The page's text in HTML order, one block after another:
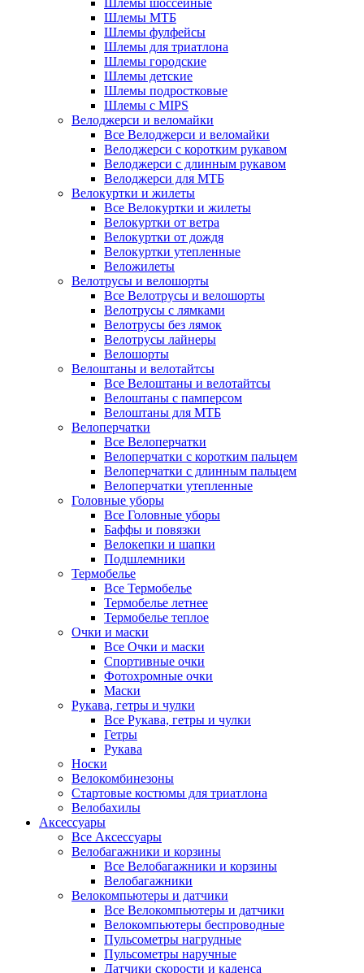
Шлемы шоссейные
Шлемы МТБ
Шлемы фулфейсы
Шлемы для триатлона
Шлемы городские
Шлемы детские
Шлемы подростковые
Шлемы с MIPS
Велоджерси и веломайки
Все Велоджерси и веломайки
Велоджерси с коротким рукавом
Велоджерси с длинным рукавом
Велоджерси для МТБ
Велокуртки и жилеты
Все Велокуртки и жилеты
Велокуртки от ветра
Велокуртки от дождя
Велокуртки утепленные
Веложилеты
Велотрусы и велошорты
Все Велотрусы и велошорты
Велотрусы с лямками
Велотрусы без лямок
Велотрусы лайнеры
Велошорты
Велоштаны и велотайтсы
Все Велоштаны и велотайтсы
Велоштаны с памперсом
Велоштаны для МТБ
Велоперчатки
Все Велоперчатки
Велоперчатки с коротким пальцем
Велоперчатки с длинным пальцем
Велоперчатки утепленные
Головные уборы
Все Головные уборы
Баффы и повязки
Велокепки и шапки
Подшлемники
Термобелье
Все Термобелье
Термобелье летнее
Термобелье теплое
Очки и маски
Все Очки и маски
Спортивные очки
Фотохромные очки
Маски
Рукава, гетры и чулки
Все Рукава, гетры и чулки
Гетры
Рукава
Носки
Велокомбинезоны
Стартовые костюмы для триатлона
Велобахилы
Аксессуары
Все Аксессуары
Велобагажники и корзины
Все Велобагажники и корзины
Велобагажники
Велокомпьютеры и датчики
Все Велокомпьютеры и датчики
Велокомпьютеры беспроводные
Пульсометры нагрудные
Пульсометры наручные
Датчики скорости и каденса